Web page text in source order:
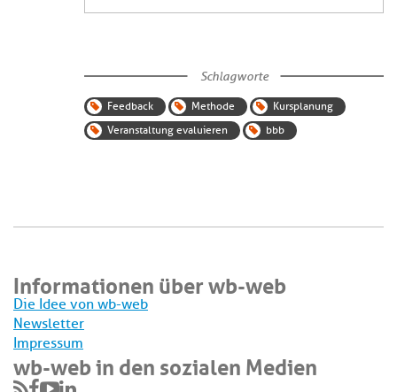
Schlagworte
Feedback Methode
Kursplanung
Veranstaltung evaluieren
bbb
Informationen über wb-web
Die Idee von wb-web
Newsletter
Impressum
wb-web in den sozialen Medien